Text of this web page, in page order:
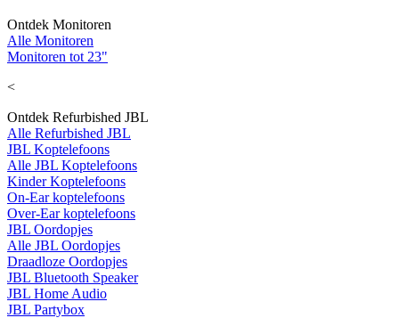
Ontdek Monitoren
Alle Monitoren
Monitoren tot 23"
<
Ontdek Refurbished JBL
Alle Refurbished JBL
JBL Koptelefoons
Alle JBL Koptelefoons
Kinder Koptelefoons
On-Ear koptelefoons
Over-Ear koptelefoons
JBL Oordopjes
Alle JBL Oordopjes
Draadloze Oordopjes
JBL Bluetooth Speaker
JBL Home Audio
JBL Partybox